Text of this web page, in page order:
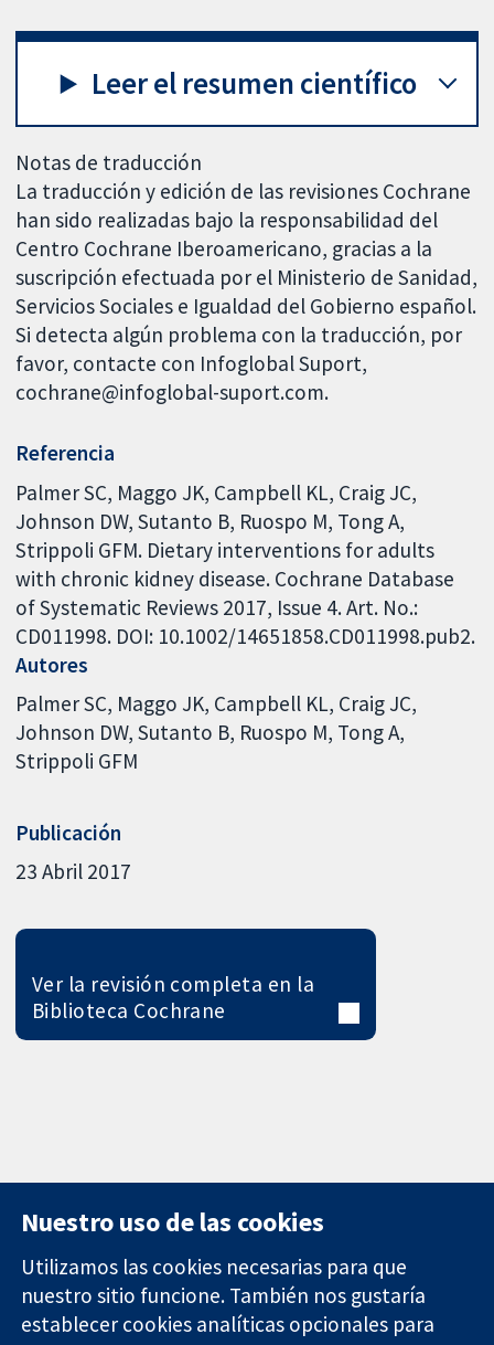
Leer el resumen científico
Notas de traducción
La traducción y edición de las revisiones Cochrane
han sido realizadas bajo la responsabilidad del
Centro Cochrane Iberoamericano, gracias a la
suscripción efectuada por el Ministerio de Sanidad,
Servicios Sociales e Igualdad del Gobierno español.
Si detecta algún problema con la traducción, por
favor, contacte con Infoglobal Suport,
cochrane@infoglobal-suport.com.
Referencia
Palmer SC, Maggo JK, Campbell KL, Craig JC,
Johnson DW, Sutanto B, Ruospo M, Tong A,
Strippoli GFM. Dietary interventions for adults
with chronic kidney disease. Cochrane Database
of Systematic Reviews 2017, Issue 4. Art. No.:
CD011998. DOI: 10.1002/14651858.CD011998.pub2.
Autores
Palmer SC Maggo JK Campbell KL Craig JC
Johnson DW Sutanto B Ruospo M Tong A
Strippoli GFM
Publicación
23 Abril 2017
Ver la revisión completa en la
Biblioteca Cochrane
11-13 Cavendish
Square
Contacto
Noticias
Nuestro uso de las cookies
Utilizamos las cookies necesarias para que
nuestro sitio funcione. También nos gustaría
establecer cookies analíticas opcionales para